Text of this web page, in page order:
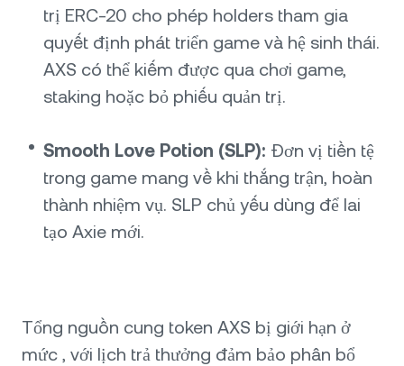
trị ERC-20 cho phép holders tham gia
quyết định phát triển game và hệ sinh thái.
AXS có thể kiếm được qua chơi game,
staking hoặc bỏ phiếu quản trị.
Smooth Love Potion (SLP): Đơn vị tiền tệ
trong game mang về khi thắng trận, hoàn
thành nhiệm vụ. SLP chủ yếu dùng để lai
tạo Axie mới.
Tổng nguồn cung token AXS bị giới hạn ở
mức , với lịch trả thưởng đảm bảo phân bổ